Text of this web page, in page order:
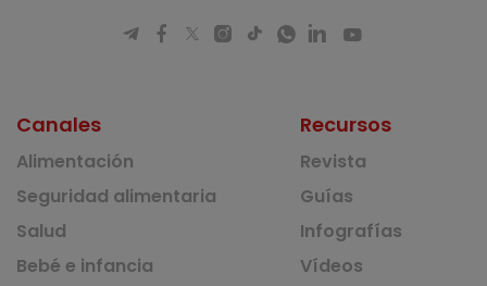
Canales
Alimentación
Seguridad alimentaria
Salud
Bebé e infancia
Recursos
Revista
Guías
Infografías
Vídeos